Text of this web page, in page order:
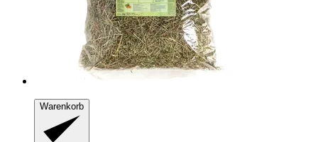
Warenkorb